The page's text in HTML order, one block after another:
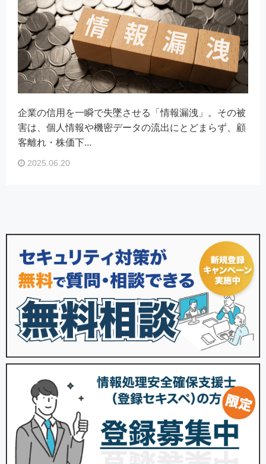
企業の信用を一瞬で失墜させる「情報漏洩」。その被
害は、個人情報や機密データの流出にとどまらず、顧
客離れ・株価下...
2025.06.20